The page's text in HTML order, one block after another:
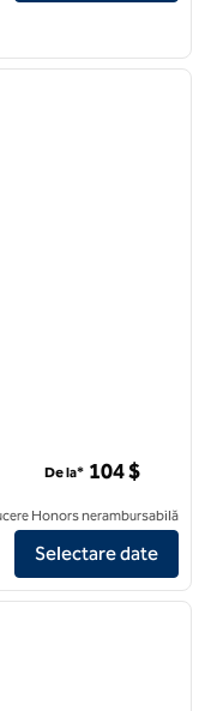
Inn Waldorf
De la* 104 $
Honors nerambursabilă
Selectare date
1/12